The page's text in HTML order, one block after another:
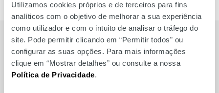
Utilizamos cookies próprios e de terceiros para fins
analíticos com o objetivo de melhorar a sua experiência
como utilizador e com o intuito de analisar o tráfego do
site. Pode permitir clicando em “Permitir todos” ou
configurar as suas opções. Para mais informações
clique em “Mostrar detalhes” ou consulte a nossa
Política de Privacidade.
Relacionados